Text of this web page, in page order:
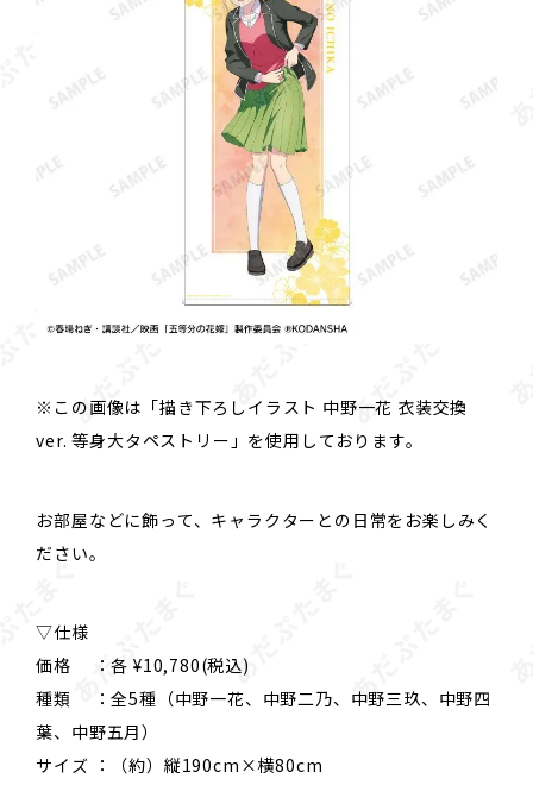
※この画像は「描き下ろしイラスト 中野一花 衣装交換
ver. 等身大タペストリー」を使用しております。
お部屋などに飾って、キャラクターとの日常をお楽しみく
ださい。
▽仕様
価格 ：各 ¥10,780(税込)
種類 ：全5種（中野一花、中野二乃、中野三玖、中野四
葉、中野五月）
サイズ ：（約）縦190cm×横80cm